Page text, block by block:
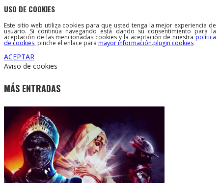
USO DE COOKIES
Este sitio web utiliza cookies para que usted tenga la mejor experiencia de
usuario. Si continúa navegando está dando su consentimiento para la
aceptación de las mencionadas cookies y la aceptación de nuestrapolítica
de cookies, pinche el enlace para mayor información.plugin cookies
ACEPTAR
Aviso de cookies
MÁS ENTRADAS